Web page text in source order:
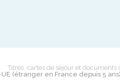
Titres, cartes de séjour et
(étranger en France depuis 5 ans)